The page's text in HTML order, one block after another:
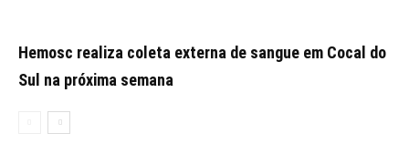
Hemosc realiza coleta externa de sangue em Cocal do
Sul na próxima semana